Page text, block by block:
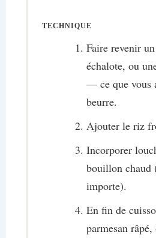
TECHNIQUE
Faire revenir
échalote, ou
— ce que vous
beurre.
Ajouter le riz
Incorporer
bouillon chaud
importe).
En fin de
parmesan